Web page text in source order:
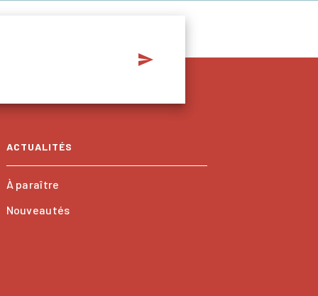
send
ACTUALITÉS
À paraître
Nouveautés